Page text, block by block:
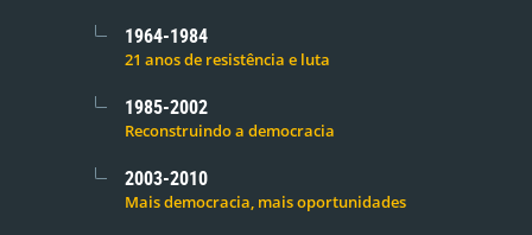
1964-1984
21 anos de resistência e luta
1985-2002
Reconstruindo a democracia
2003-2010
Mais democracia, mais oportunidades